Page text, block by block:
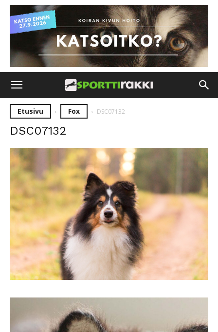
Etusivu Fox DSC07132
DSC07132